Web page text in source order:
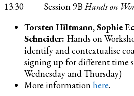
13.30 Session 9BHands on
Torsten Hiltmann, Sophie
Schneider: Hands on
identify and contextualise
signing up for different time
Wednesday and Thursday)
More informationhere.